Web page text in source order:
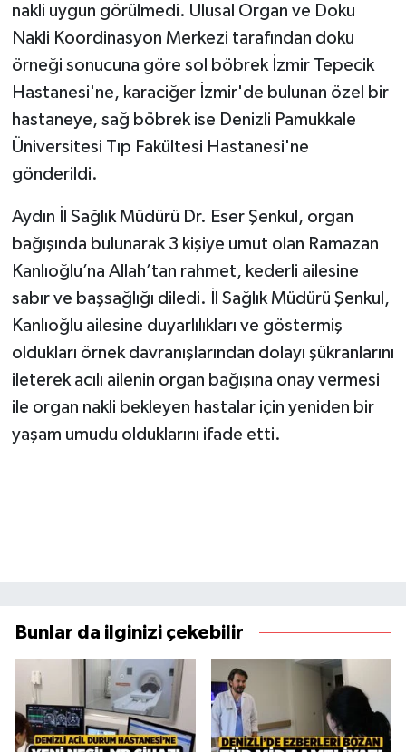
nakli uygun görülmedi. Ulusal Organ ve Doku
Nakli Koordinasyon Merkezi tarafından doku
örneği sonucuna göre sol böbrek İzmir Tepecik
Hastanesi'ne, karaciğer İzmir'de bulunan özel bir
hastaneye, sağ böbrek ise Denizli Pamukkale
Üniversitesi Tıp Fakültesi Hastanesi'ne
gönderildi.
Aydın İl Sağlık Müdürü Dr. Eser Şenkul, organ
bağışında bulunarak 3 kişiye umut olan Ramazan
Kanlıoğlu’na Allah’tan rahmet, kederli ailesine
sabır ve başsağlığı diledi. İl Sağlık Müdürü Şenkul,
Kanlıoğlu ailesine duyarlılıkları ve göstermiş
oldukları örnek davranışlarından dolayı şükranlarını
ileterek acılı ailenin organ bağışına onay vermesi
ile organ nakli bekleyen hastalar için yeniden bir
yaşam umudu olduklarını ifade etti.
Bunlar da ilginizi çekebilir